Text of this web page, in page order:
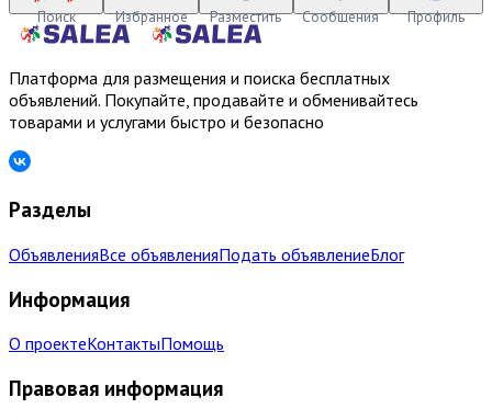
Поиск Избранное Разместить Сообщения Профиль
Платформа для размещения и поиска бесплатных
объявлений. Покупайте, продавайте и обменивайтесь
товарами и услугами быстро и безопасно
Разделы
ОбъявленияВсе объявленияПодать объявлениеБлог
Информация
О проектеКонтактыПомощь
Правовая информация